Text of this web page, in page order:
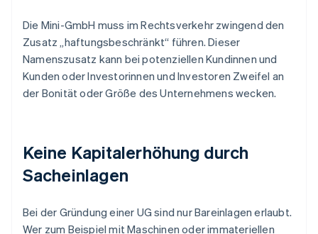
Die Mini-GmbH muss im Rechtsverkehr zwingend den
Zusatz „haftungsbeschränkt“ führen. Dieser
Namenszusatz kann bei potenziellen Kundinnen und
Kunden oder Investorinnen und Investoren Zweifel an
der Bonität oder Größe des Unternehmens wecken.
Keine Kapitalerhöhung durch
Sacheinlagen
Bei der Gründung einer UG sind nur Bareinlagen erlaubt.
Wer zum Beispiel mit Maschinen oder immateriellen